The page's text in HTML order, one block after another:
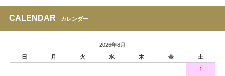
CALENDAR カレンダー
2026年8月
日
月 火 水 木 金 土
1